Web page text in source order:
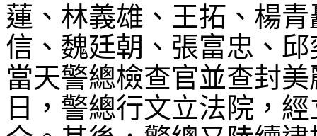
蓮、林義雄、王拓、楊
信、魏廷朝、張富忠、
當天警總檢查官並查封
日，警總行文立法院，